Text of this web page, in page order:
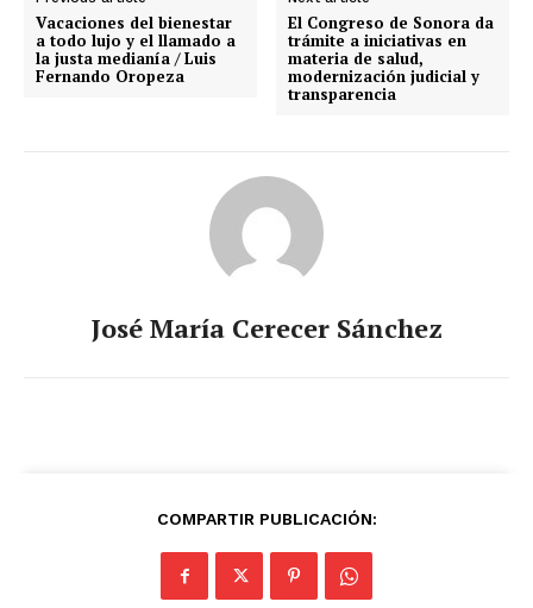
Vacaciones del bienestar
a todo lujo y el llamado a
la justa medianía / Luis
Fernando Oropeza
El Congreso de Sonora da
trámite a iniciativas en
materia de salud,
modernización judicial y
transparencia
José María Cerecer Sánchez
COMPARTIR PUBLICACIÓN: